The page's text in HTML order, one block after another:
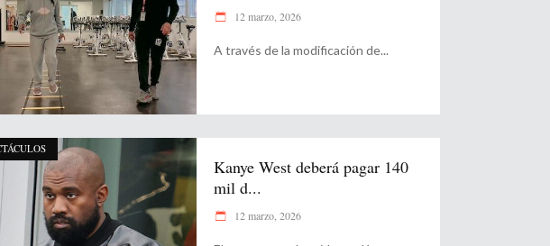
12 marzo, 2026
A través de la modificación de
Kanye West deberá pagar 140
mil d...
12 marzo, 2026